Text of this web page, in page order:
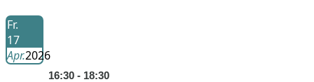
Fr.
17
Apr.2026
16:30 - 18:30